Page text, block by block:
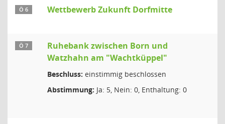
Ö 6 Wettbewerb Zukunft Dorfmitte
Ö 7
Ruhebank zwischen Born und
Watzhahn am "Wachtküppel"
Beschluss: einstimmig beschlossen
Abstimmung: Ja: 5, Nein: 0, Enthaltung: 0